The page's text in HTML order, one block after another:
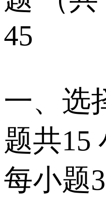
45
一、选
题共15
每小题